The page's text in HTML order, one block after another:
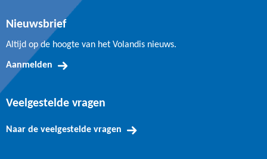
Nieuwsbrief
Altijd op de hoogte van het Volandis nieuws.
Aanmelden
Veelgestelde vragen
Naar de veelgestelde vragen